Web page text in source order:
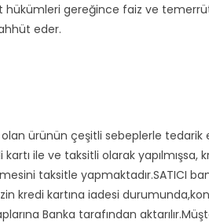
gereğince faiz ve temerrüt
eder.
olan ürünün çeşitli sebeplerle
ile ve taksitli olarak yapılmışsa,
taksitle yapmaktadır.SATICI
kredi kartına iadesi
Banka tarafından